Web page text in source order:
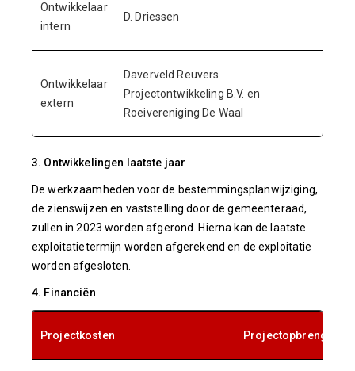
Ontwikkelaar
intern
D. Driessen
Ontwikkelaar
extern
Daverveld Reuvers
Projectontwikkeling B.V. en
Roeivereniging De Waal
3. Ontwikkelingen laatste jaar
De werkzaamheden voor de bestemmingsplanwijziging,
de zienswijzen en vaststelling door de gemeenteraad,
zullen in 2023 worden afgerond. Hierna kan de laatste
exploitatietermijn worden afgerekend en de exploitatie
worden afgesloten.
4. Financiën
Projectkosten Projectopbrengsten